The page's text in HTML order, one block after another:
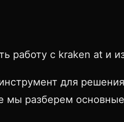
работу с kraken at и
для
мы разберем